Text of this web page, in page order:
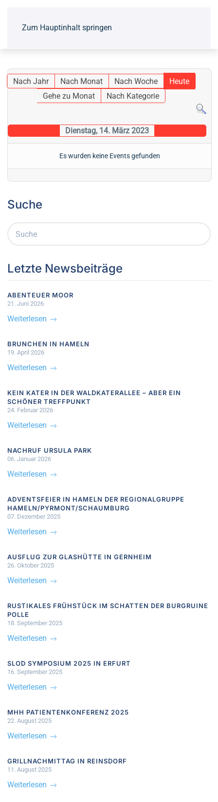
Zum Hauptinhalt springen
Nach Jahr Nach Monat Nach Woche
Heute
Gehe zu Monat
Nach Kategorie
Dienstag, 14. März 2023
Es wurden keine Events gefunden
Suche
Letzte Newsbeiträge
ABENTEUER MOOR
21. Juni 2026
Weiterlesen
BRUNCHEN IN HAMELN
19. April 2026
Weiterlesen
KEIN KATER IN DER WALDKATERALLEE – ABER EIN
SCHÖNER TREFFPUNKT
24. Februar 2026
Weiterlesen
NACHRUF URSULA PARK
06. Januar 2026
Weiterlesen
ADVENTSFEIER IN HAMELN DER REGIONALGRUPPE
HAMELN/PYRMONT/SCHAUMBURG
07. Dezember 2025
Weiterlesen
AUSFLUG ZUR GLASHÜTTE IN GERNHEIM
26. Oktober 2025
Weiterlesen
RUSTIKALES FRÜHSTÜCK IM SCHATTEN DER BURGRUINE
POLLE
18. September 2025
Weiterlesen
SLOD SYMPOSIUM 2025 IN ERFURT
16. September 2025
Weiterlesen
MHH PATIENTENKONFERENZ 2025
22. August 2025
Weiterlesen
GRILLNACHMITTAG IN REINSDORF
11. August 2025
Weiterlesen